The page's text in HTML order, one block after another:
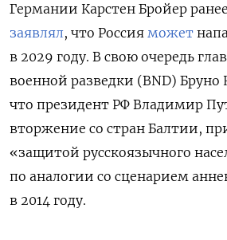
Германии Карстен Бройер
заявлял, что Россия может
в 2029 году. В свою очередь
военной разведки (BND) Бруно
что президент РФ Владимир
вторжение со стран Балтии,
«защитой русскоязычного
по аналогии со сценарием
в 2014 году.